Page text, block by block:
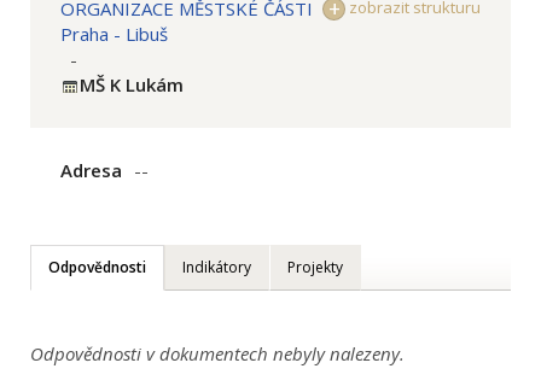
zobrazit strukturu
ORGANIZACE MĚSTSKÉ ČÁSTI
Praha - Libuš
-
MŠ K Lukám
Adresa --
Odpovědnosti Indikátory Projekty
Odpovědnosti v dokumentech nebyly nalezeny.